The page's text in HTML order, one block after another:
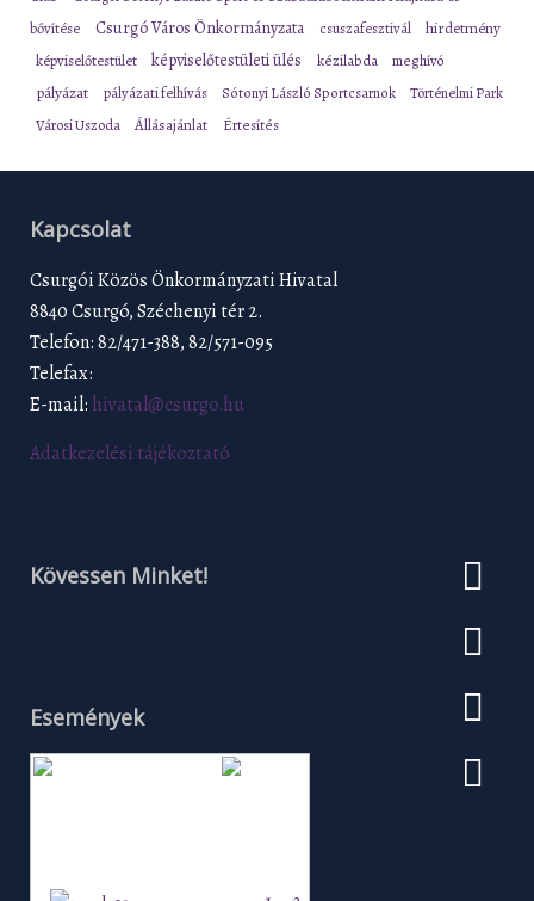
bővítése
Csurgó Város Önkormányzata csuszafesztivál hirdetmény
képviselőtestület képviselőtestületi ülés kézilabda meghívó
pályázat pályázati felhívás Sótonyi László Sportcsarnok
Történelmi Park
Városi Uszoda
Állásajánlat Értesítés
Kapcsolat
Csurgói Közös Önkormányzati Hivatal
8840 Csurgó, Széchenyi tér 2.
Telefon: 82/471-388, 82/571-095
Telefax:
E-mail: hivatal@csurgo.hu
Adatkezelési tájékoztató
Kövessen Minket!
Események